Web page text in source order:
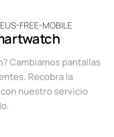
Cambiamos pantallas
Recobra la
nuestro servicio